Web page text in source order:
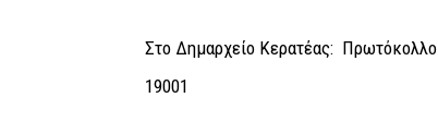
Στο Δημαρχείο Κερατέας: Πρωτόκολλο